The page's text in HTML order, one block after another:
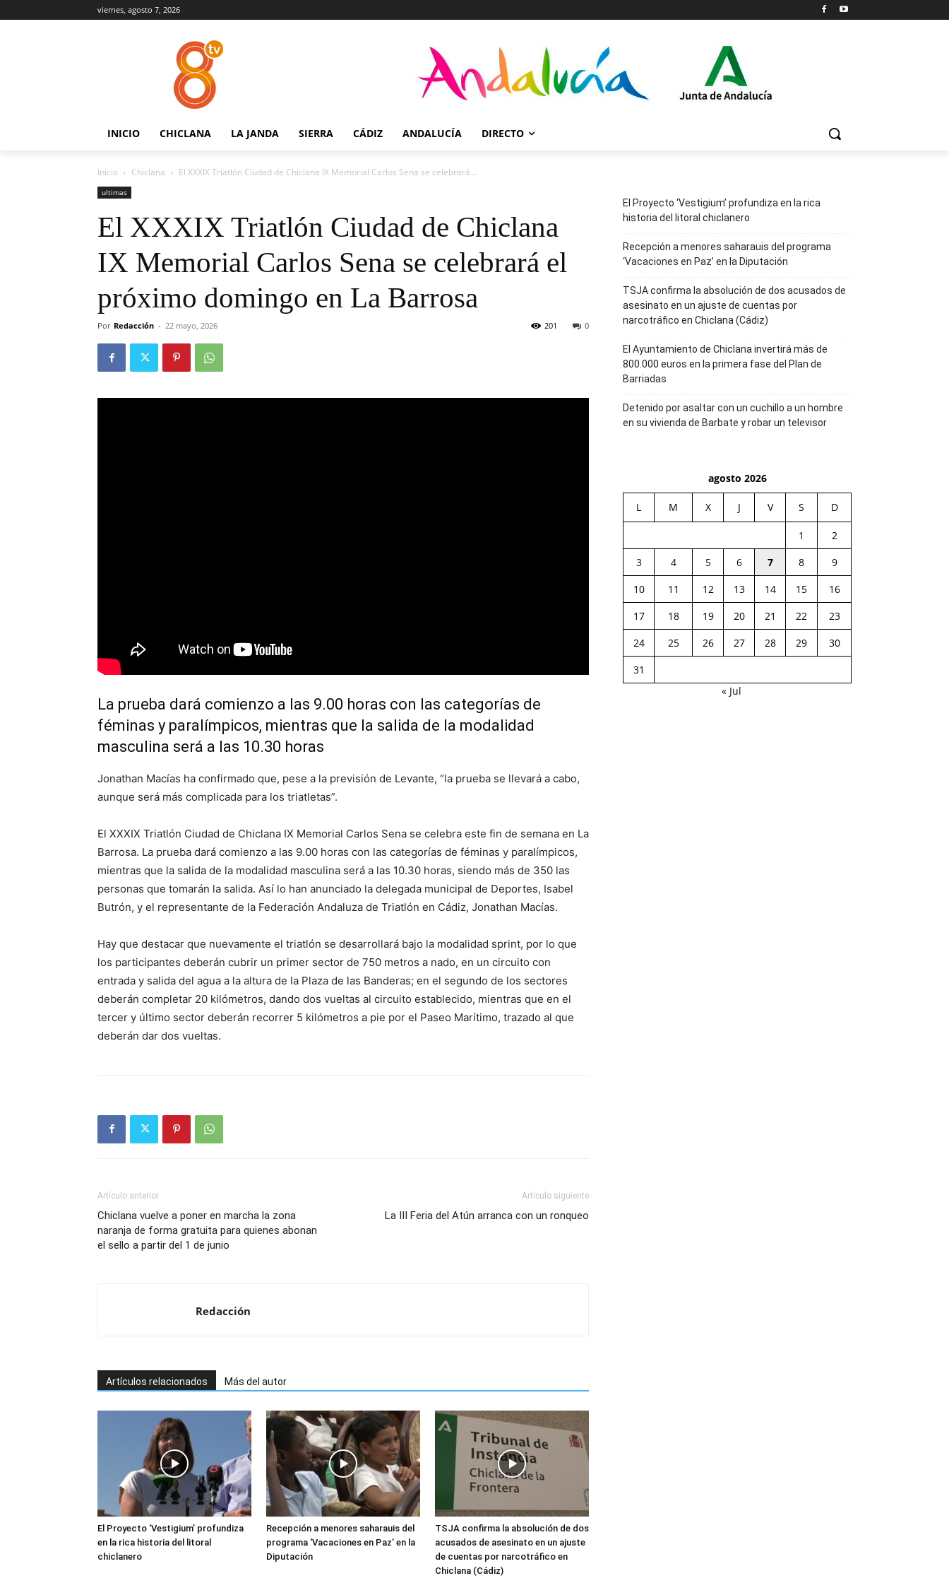
viernes, agosto 7, 2026
INICIO CHICLANA LA JANDA SIERRA CÁDIZ ANDALUCÍA DIRECTO
Inicio Chiclana El XXXIX Triatlón Ciudad de Chiclana IX Memorial Carlos Sena se celebrará...
ultimas
El XXXIX Triatlón Ciudad de Chiclana
IX Memorial Carlos Sena se celebrará el
próximo domingo en La Barrosa
Por Redacción - 22 mayo, 2026 0
201
La prueba dará comienzo a las 9.00 horas con las categorías de
féminas y paralímpicos, mientras que la salida de la modalidad
masculina será a las 10.30 horas
Jonathan Macías ha confirmado que, pese a la previsión de Levante, “la prueba se llevará a cabo,
aunque será más complicada para los triatletas”.
El XXXIX Triatlón Ciudad de Chiclana IX Memorial Carlos Sena se celebra este fin de semana en La
Barrosa. La prueba dará comienzo a las 9.00 horas con las categorías de féminas y paralímpicos,
mientras que la salida de la modalidad masculina será a las 10.30 horas, siendo más de 350 las
personas que tomarán la salida. Así lo han anunciado la delegada municipal de Deportes, Isabel
Butrón, y el representante de la Federación Andaluza de Triatlón en Cádiz, Jonathan Macías.
Hay que destacar que nuevamente el triatlón se desarrollará bajo la modalidad sprint, por lo que
los participantes deberán cubrir un primer sector de 750 metros a nado, en un circuito con
entrada y salida del agua a la altura de la Plaza de las Banderas; en el segundo de los sectores
deberán completar 20 kilómetros, dando dos vueltas al circuito establecido, mientras que en el
tercer y último sector deberán recorrer 5 kilómetros a pie por el Paseo Marítimo, trazado al que
deberán dar dos vueltas.
Artículo anterior
Chiclana vuelve a poner en marcha la zona
naranja de forma gratuita para quienes abonan
el sello a partir del 1 de junio
Artículo siguiente
La III Feria del Atún arranca con un ronqueo
Redacción
Artículos relacionados Más del autor
El Proyecto ‘Vestigium’ profundiza
en la rica historia del litoral
chiclanero
Recepción a menores saharauis del
programa ‘Vacaciones en Paz’ en la
Diputación
TSJA confirma la absolución de dos
acusados de asesinato en un ajuste
de cuentas por narcotráfico en
Chiclana (Cádiz)
El Proyecto ‘Vestigium’ profundiza en la rica
historia del litoral chiclanero
Recepción a menores saharauis del programa
‘Vacaciones en Paz’ en la Diputación
TSJA confirma la absolución de dos acusados de
asesinato en un ajuste de cuentas por
narcotráfico en Chiclana (Cádiz)
El Ayuntamiento de Chiclana invertirá más de
800.000 euros en la primera fase del Plan de
Barriadas
Detenido por asaltar con un cuchillo a un hombre
en su vivienda de Barbate y robar un televisor
agosto 2026
L M X J V S D
1
2
3
4 5 6 7 8
9
10
11 12 13 14 15
16
17
18 19 20 21 22
23
24
25 26 27 28 29
30
31
« Jul